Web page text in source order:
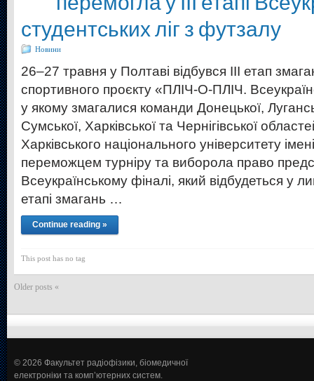
студентських ліг з футзалу
Новини
26–27 травня у Полтаві відбувся ІІІ етап
спортивного проєкту «ПЛІЧ-О-ПЛІЧ.
у якому змагалися команди Донецької,
Сумської, Харківської та Чернігівської
Харківського національного університету
переможцем турніру та виборола право
Всеукраїнському фіналі, який відбудеться у
етапі змагань …
Continue reading »
This post has no tag
Older posts «
© 2026 Факультет радіофізики, біомедичної
електроніки та комп’ютерних систем.